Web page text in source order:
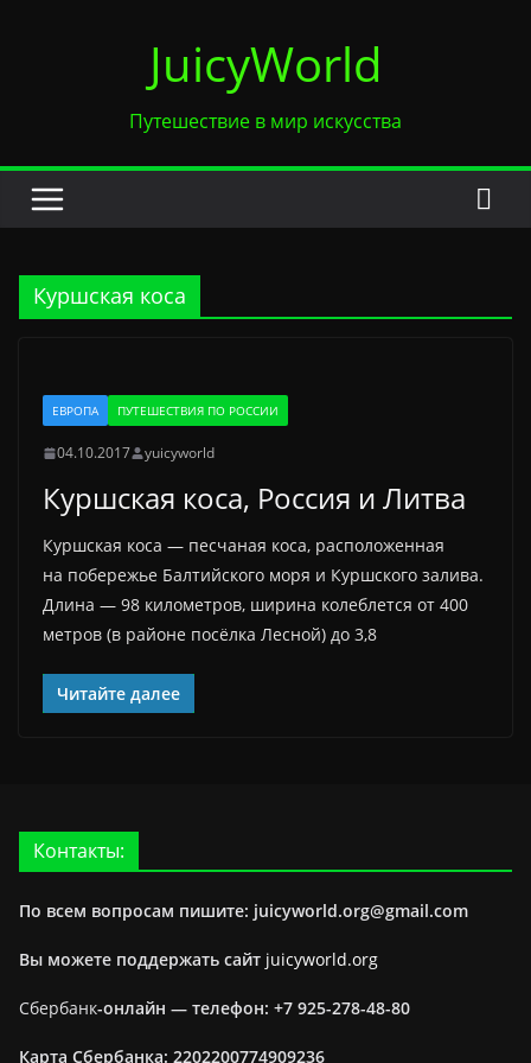
JuicyWorld
Путешествие в мир искусства
Куршская коса
ЕВРОПА ПУТЕШЕСТВИЯ ПО РОССИИ
04.10.2017 yuicyworld
Куршская коса, Россия и Литва
Куршская коса — песчаная коса, расположенная
на побережье Балтийского моря и Куршского залива.
Длина — 98 километров, ширина колеблется от 400
метров (в районе посёлка Лесной) до 3,8
Читайте далее
Контакты:
По всем вопросам пишите: juicyworld.org@gmail.com
Вы можете поддержать сайт juicyworld.org
Сбербанк-онлайн — телефон: +7 925-278-48-80
Карта Сбербанка: 2202200774909236